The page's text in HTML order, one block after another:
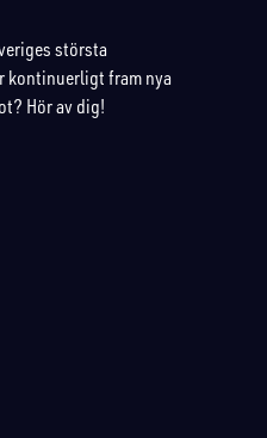
största
kontinuerligt fram nya
Hör av dig!